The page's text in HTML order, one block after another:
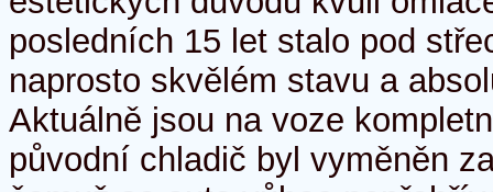
posledních 15 let stalo pod
naprosto skvělém stavu a
Aktuálně jsou na voze
původní chladič byl vyměněn